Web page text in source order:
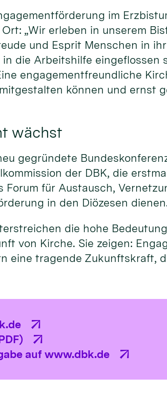
im
„Wir erleben in unserem
und Esprit Menschen in
die Arbeitshilfe eingeflossen
engagementfreundliche
können und ernst
wächst
gegründete
der DBK, die
für Austausch,
in den Diözesen
die hohe
von Kirche. Sie zeigen:
eine tragende Zukunftskraft,
auf www.dbk.de